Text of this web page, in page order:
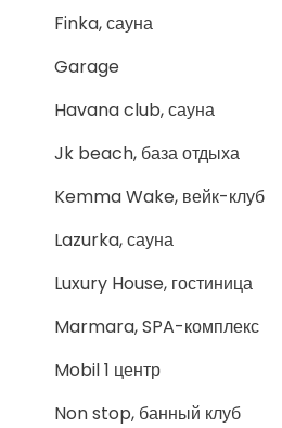
Finka, сауна
Garage
Havana club, сауна
Jk beach, база отдыха
Kemma Wake, вейк-клуб
Lazurka, сауна
Luxury House, гостиница
Marmara, SPA-комплекс
Mobil 1 центр
Non stop, банный клуб